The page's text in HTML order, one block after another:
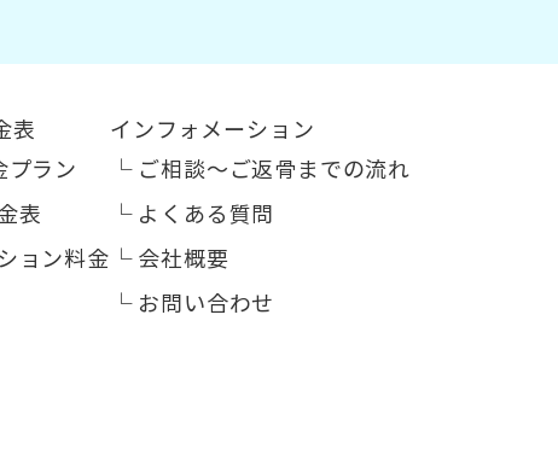
表
プラン
表
ョン料金
インフォメーション
└ ご相談～ご返骨までの流れ
└ よくある質問
└ 会社概要
└ お問い合わせ